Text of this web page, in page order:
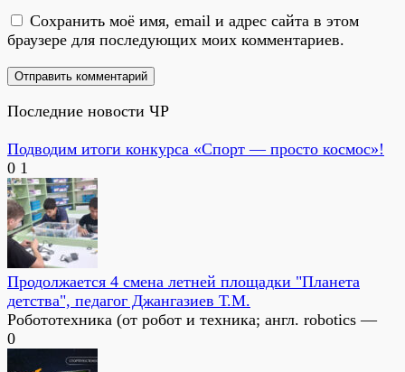
Сохранить моё имя, email и адрес сайта в этом
браузере для последующих моих комментариев.
Последние новости ЧР
Подводим итоги конкурса «Спорт — просто космос»!
0 1
Продолжается 4 смена летней площадки "Планета
детства", педагог Джангазиев Т.М.
Робототехника (от робот и техника; англ. robotics —
0